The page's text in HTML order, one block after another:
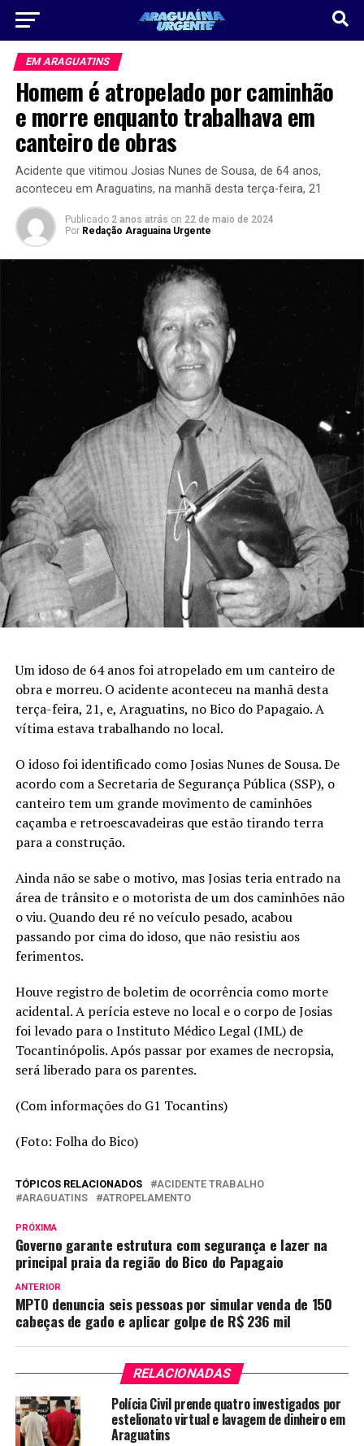
EM ARAGUATINS
Homem é atropelado por caminhão
e morre enquanto trabalhava em
canteiro de obras
Acidente que vitimou Josias Nunes de Sousa, de 64 anos,
aconteceu em Araguatins, na manhã desta terça-feira, 21
Publicado 2 anos atrás on 22 de maio de 2024
Por Redação Araguaina Urgente
Um idoso de 64 anos foi atropelado em um canteiro de
obra e morreu. O acidente aconteceu na manhã desta
terça-feira, 21, e, Araguatins, no Bico do Papagaio. A
vítima estava trabalhando no local.
O idoso foi identificado como Josias Nunes de Sousa. De
acordo com a Secretaria de Segurança Pública (SSP), o
canteiro tem um grande movimento de caminhões
caçamba e retroescavadeiras que estão tirando terra
para a construção.
Ainda não se sabe o motivo, mas Josias teria entrado na
área de trânsito e o motorista de um dos caminhões não
o viu. Quando deu ré no veículo pesado, acabou
passando por cima do idoso, que não resistiu aos
ferimentos.
Houve registro de boletim de ocorrência como morte
acidental. A perícia esteve no local e o corpo de Josias
foi levado para o Instituto Médico Legal (IML) de
Tocantinópolis. Após passar por exames de necropsia,
será liberado para os parentes.
(Com informações do G1 Tocantins)
(Foto: Folha do Bico)
TÓPICOS RELACIONADOS
ACIDENTE TRABALHO
ARAGUATINS
ATROPELAMENTO
PRÓXIMA
Governo garante estrutura com segurança e lazer na
principal praia da região do Bico do Papagaio
ANTERIOR
MPTO denuncia seis pessoas por simular venda de 150
cabeças de gado e aplicar golpe de R$ 236 mil
RELACIONADAS
Polícia Civil prende quatro investigados por
estelionato virtual e lavagem de dinheiro em
Araguatins